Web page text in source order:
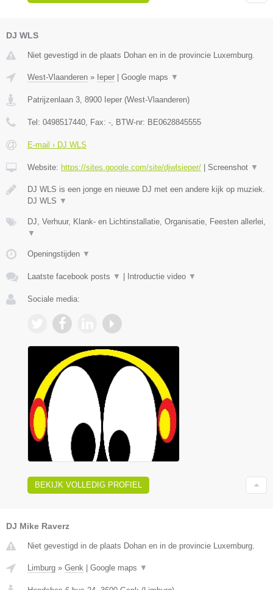
DJ WLS
Niet gevestigd in de plaats Dohan en in de provincie Luxemburg.
West-Vlaanderen » Ieper Google maps ▼
Patrijzenlaan 3, 8900 Ieper (West-Vlaanderen)
Tel: 0498517440, Fax: -, BTW-nr: BE0628845555
E-mail › DJ WLS
Website: https://sites.google.com/site/djwlsieper/ Screenshot ▼
DJ WLS is een jonge en nieuwe DJ met een andere kijk op muziek.
DJ WLS ▼
DJ, Verhuur, Klank- en Lichtinstallatie, Organisatie, Feesten allerlei,
▼
Openingstijden ▼
Laatste facebook posts ▼ Introductie video ▼
Sociale media:
BEKIJK VOLLEDIG PROFIEL
DJ Mike Raverz
Niet gevestigd in de plaats Dohan en in de provincie Luxemburg.
Limburg » Genk Google maps ▼